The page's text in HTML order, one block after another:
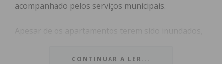
acompanhado pelos serviços municipais.
Apesar de os apartamentos terem sido inundados,
Um deles estava vazio e o segundo iria acolher, nos
CONTINUAR A LER...